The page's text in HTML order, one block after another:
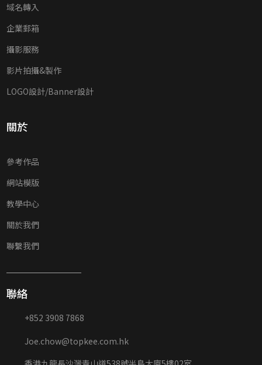
域名轉入
企業郵箱
攝影服務
影片拍攝&製作
LOGO設計/Banner設計
關於
參考作品
網站模版
教學中心
關於我們
聯繫我們
聯絡
+852 3908 7868
Joe.chow@topkee.com.hk